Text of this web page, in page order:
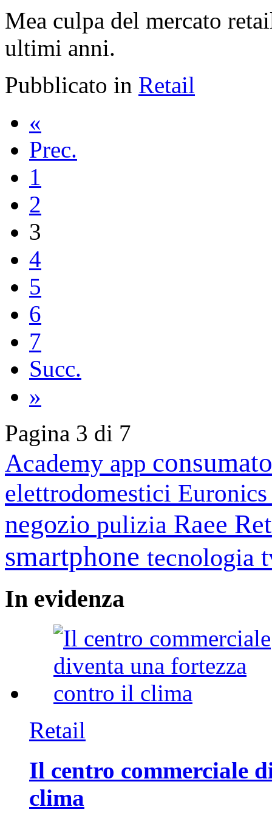
Mea culpa del mercato
ultimi anni.
Pubblicato in Retail
«
Prec.
1
2
3
4
5
6
7
Succ.
»
Pagina 3 di 7
Academy app
elettrodomestici
negozio pulizia Raee
smartphone tecnologia
In evidenza
Retail
Il centro commerciale
clima